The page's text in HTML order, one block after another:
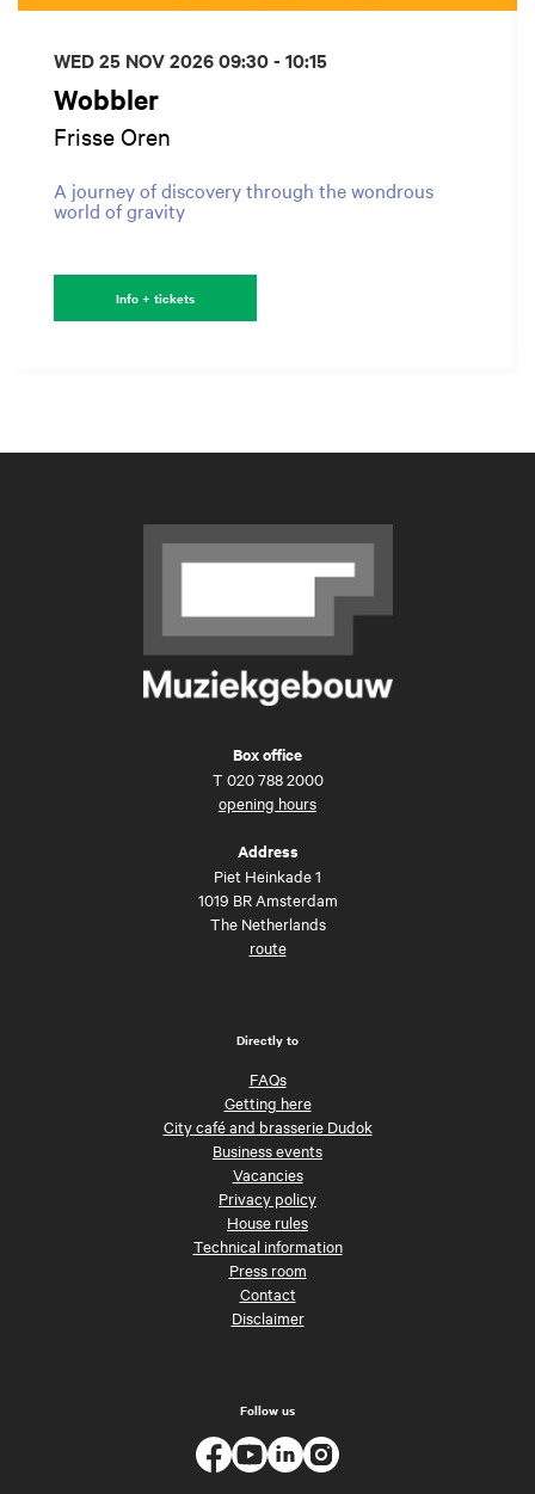
Wobbler
Frisse Oren
A journey of discovery through the wondrous
world of gravity
WED 25 NOV 202609:30 - 10:15
Info + tickets
Box office
T 020 788 2000
opening hours
Address
Piet Heinkade 1
1019 BR Amsterdam
The Netherlands
route
Directly to
FAQs
Getting here
City café and brasserie Dudok
Business events
Vacancies
Privacy policy
House rules
Technical information
Press room
Contact
Disclaimer
Follow us